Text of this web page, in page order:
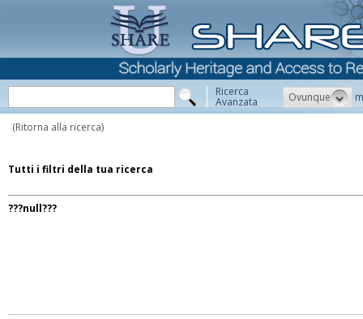
Ricerca
Avanzata Ovunque
(Ritorna alla ricerca)
Tutti i filtri della tua ricerca
???null???